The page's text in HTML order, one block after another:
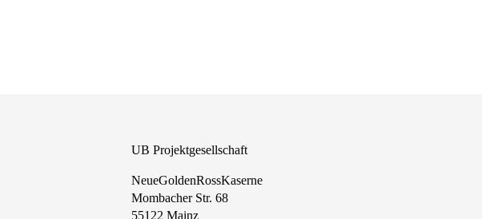
UB Projektgesellschaft
NeueGoldenRossKaserne
Mombacher Str. 68
55122 Mainz